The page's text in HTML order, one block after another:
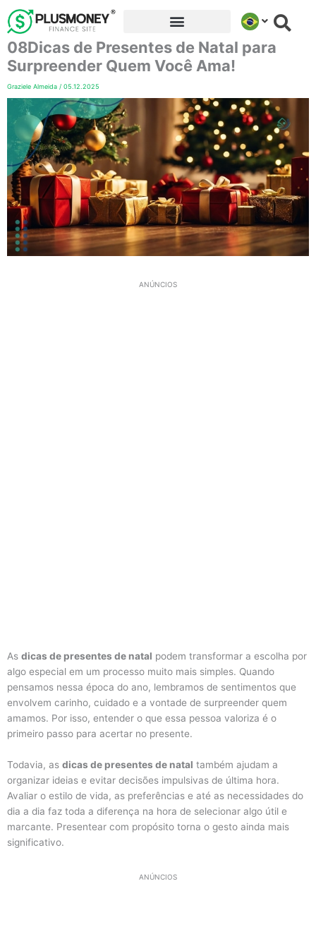
para
conteúdo
08Dicas de Presentes de Natal para
Surpreender Quem Você Ama!
Graziele Almeida / 05.12.2025
ANÚNCIOS
As dicas de presentes de natal podem transformar a escolha por
algo especial em um processo muito mais simples. Quando
pensamos nessa época do ano, lembramos de sentimentos que
envolvem carinho, cuidado e a vontade de surpreender quem
amamos. Por isso, entender o que essa pessoa valoriza é o
primeiro passo para acertar no presente.
Todavia, as dicas de presentes de natal também ajudam a
organizar ideias e evitar decisões impulsivas de última hora.
Avaliar o estilo de vida, as preferências e até as necessidades do
dia a dia faz toda a diferença na hora de selecionar algo útil e
marcante. Presentear com propósito torna o gesto ainda mais
significativo.
ANÚNCIOS